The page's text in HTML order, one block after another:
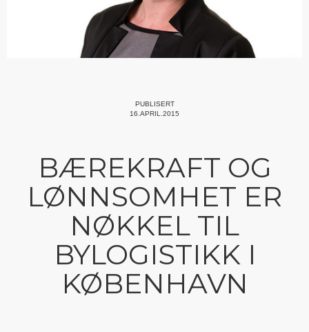
PUBLISERT
16.APRIL.2015
BÆREKRAFT OG
LØNNSOMHET ER
NØKKEL TIL
BYLOGISTIKK I
KØBENHAVN